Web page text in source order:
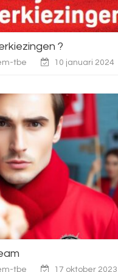
?
tbe 10 januari 2024
tbe 17 oktober 2023